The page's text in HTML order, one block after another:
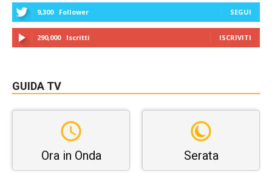
9,300 Follower SEGUI
290,000 Iscritti ISCRIVITI
GUIDA TV
Ora in Onda Serata